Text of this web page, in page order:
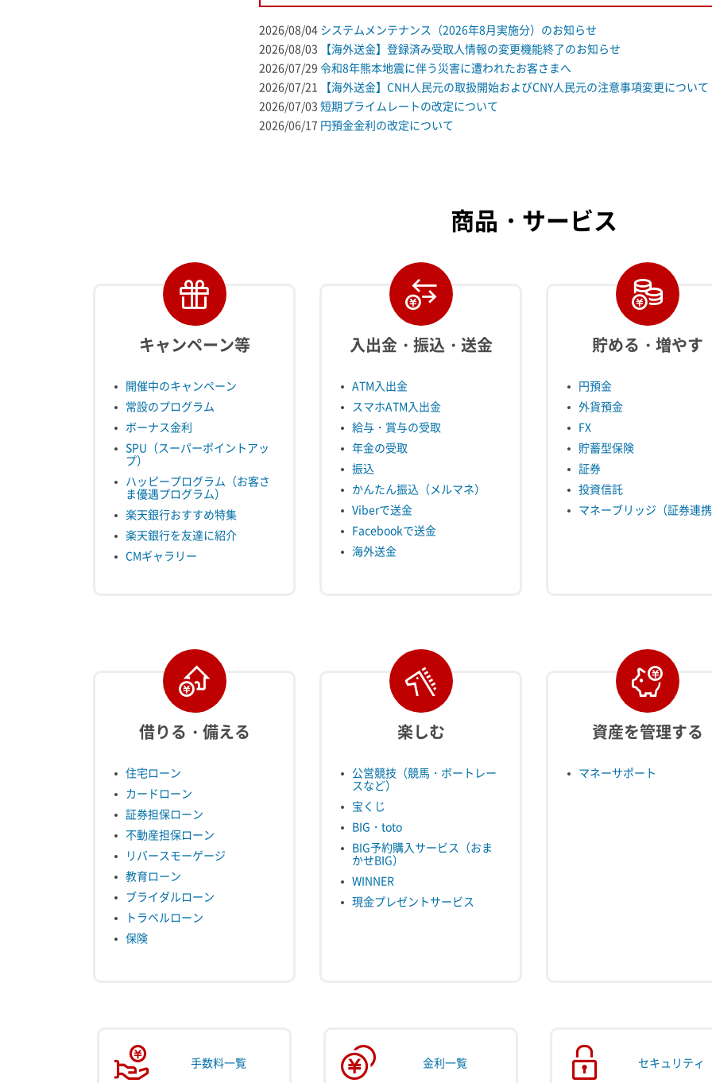
2026/08/04 システムメンテナンス（2026年8月実施分）のお知らせ
2026/08/03
【海外送金】登録済み受取人情報の変更機能終了のお知らせ
2026/07/29 令和8年熊本地震に伴う災害に遭われたお客さまへ
2026/07/21
【海外送金】CNH人民元の取扱開始およびCNY人民元の注意事項変更について
2026/07/03 短期プライムレートの改定について
2026/06/17 円預金金利の改定について
商品・サービス
キャンペーン等
開催中のキャンペーン
常設のプログラム
ボーナス金利
SPU（スーパーポイントアッ
プ）
ハッピープログラム（お客さ
ま優遇プログラム）
楽天銀行おすすめ特集
楽天銀行を友達に紹介
CMギャラリー
入出金・振込・送金
ATM入出金
スマホATM入出金
給与・賞与の受取
年金の受取
振込
かんたん振込（メルマネ）
Viberで送金
Facebookで送金
海外送金
貯める・増やす
円預金
外貨預金
FX
貯蓄型保険
証券
投資信託
マネーブリッジ（証券連
借りる・備える
住宅ローン
カードローン
証券担保ローン
不動産担保ローン
リバースモーゲージ
教育ローン
ブライダルローン
トラベルローン
保険
楽しむ
公営競技（競馬・ボートレー
スなど）
宝くじ
BIG・toto
BIG予約購入サービス（おま
かせBIG）
WINNER
現金プレゼントサービス
資産を管理する
マネーサポート
手数料一覧 金利一覧 セキュリティ